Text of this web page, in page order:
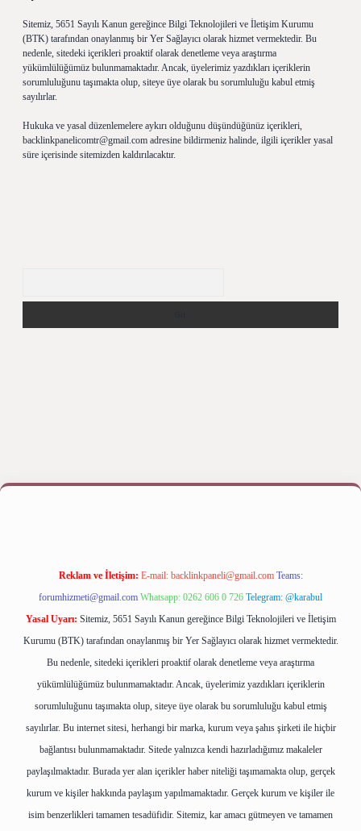
Sitemiz, 5651 Sayılı Kanun gereğince Bilgi Teknolojileri ve İletişim Kurumu
(BTK) tarafından onaylanmış bir Yer Sağlayıcı olarak hizmet vermektedir. Bu
nedenle, sitedeki içerikleri proaktif olarak denetleme veya araştırma
yükümlülüğümüz bulunmamaktadır. Ancak, üyelerimiz yazdıkları içeriklerin
sorumluluğunu taşımakta olup, siteye üye olarak bu sorumluluğu kabul etmiş
sayılırlar.
Hukuka ve yasal düzenlemelere aykırı olduğunu düşündüğünüz içerikleri,
backlinkpanelicomtr@gmail.com adresine bildirmeniz halinde, ilgili içerikler yasal
süre içerisinde sitemizden kaldırılacaktır.
yapbetexper bahis
Reklam ve İletişim: E-mail: backlinkpaneli@gmail.com Teams:
forumhizmeti@gmail.com Whatsapp: 0262 606 0 726 Telegram: @karabul
Yasal Uyarı: Sitemiz, 5651 Sayılı Kanun gereğince Bilgi Teknolojileri ve İletişim
Kurumu (BTK) tarafından onaylanmış bir Yer Sağlayıcı olarak hizmet vermektedir.
Bu nedenle, sitedeki içerikleri proaktif olarak denetleme veya araştırma
yükümlülüğümüz bulunmamaktadır. Ancak, üyelerimiz yazdıkları içeriklerin
sorumluluğunu taşımakta olup, siteye üye olarak bu sorumluluğu kabul etmiş
sayılırlar. Bu internet sitesi, herhangi bir marka, kurum veya şahıs şirketi ile hiçbir
bağlantısı bulunmamaktadır. Sitede yalnızca kendi hazırladığımız makaleler
paylaşılmaktadır. Burada yer alan içerikler haber niteliği taşımamakta olup, gerçek
kurum ve kişiler hakkında paylaşım yapılmamaktadır. Gerçek kurum ve kişiler ile
isim benzerlikleri tamamen tesadüfidir. Sitemiz, kar amacı gütmeyen ve tamamen